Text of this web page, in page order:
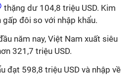
thặng dư 104,8 triệu USD. Kim
gấp đôi so với nhập khẩu.
năm nay, Việt Nam xuất siêu
321,7 triệu USD.
đạt 598,8 triệu USD và nhập về